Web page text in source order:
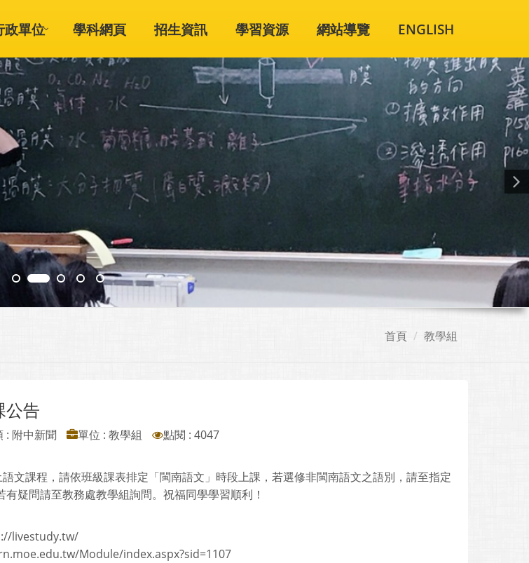
政單位 學科網頁 招生資訊 學習資源 網站導覽 ENGLISH
首頁 教學組
公告
: 附中新聞 單位 : 教學組
點閱 : 4047
文課程，請依班級課表排定「閩南語文」時段上課，若選修非閩南語文之語別，請至指定
疑問請至教務處教學組詢問。祝福同學學習順利！
livestudy.tw/
Module/index.aspx?sid=1107